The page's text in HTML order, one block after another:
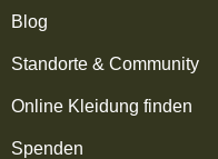
Blog
Standorte & Community
Online Kleidung finden
Spenden